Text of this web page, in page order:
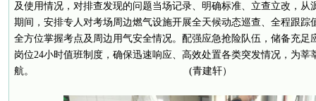
及使用情况，对排查发现的问题当场记录、明确标准、立查立改，从
期间，安排专人对考场周边燃气设施开展全天候动态巡查、全程跟踪
全方位掌握考点及周边用气安全情况。配强应急抢险队伍，储备充足
岗位24小时值班制度，确保迅速响应、高效处置各类突发情况，为莘
航。 (青建轩）